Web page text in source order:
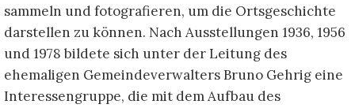
sammeln und fotografieren, um die Ortsgeschichte
darstellen zu können. Nach Ausstellungen 1936, 1956
und 1978 bildete sich unter der Leitung des
ehemaligen Gemeindeverwalters Bruno Gehrig eine
Interessengruppe, die mit dem Aufbau des